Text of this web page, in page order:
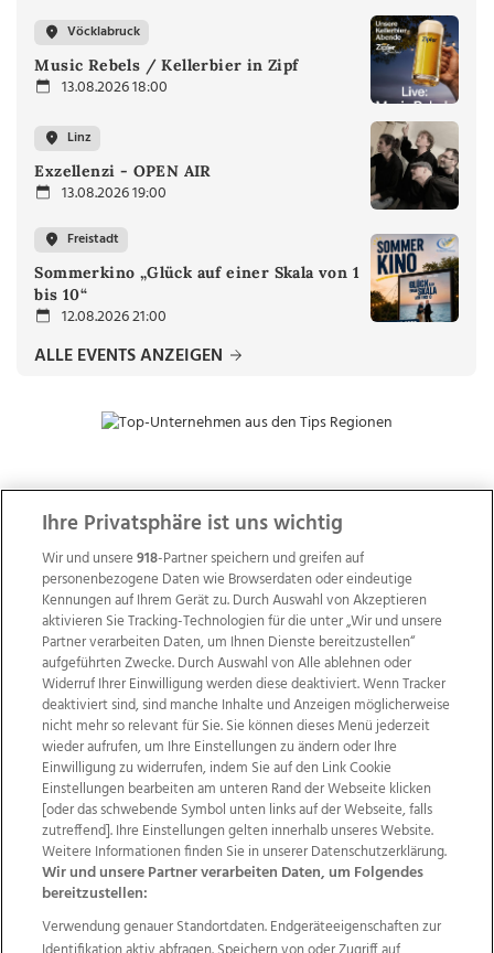
Vöcklabruck
Music Rebels / Kellerbier in Zipf
13.08.2026 18:00
Linz
Exzellenzi - OPEN AIR
13.08.2026 19:00
Freistadt
Sommerkino „Glück auf einer Skala von 1
bis 10“
12.08.2026 21:00
ALLE EVENTS ANZEIGEN
ZUR NACHRICHTENÜBERSICHT
Wir über uns Mediadaten Kontakt
Jobs
Datenschutz
Impressum
AGB Anzeigekunden
AGB Website
Ehrenkodex Politische Werbung
Weitere Angebote des Medienhauses Wimmer
Ihre Privatsphäre ist uns wichtig
Wir und unsere918-Partner speichern und greifen auf
personenbezogene Daten wie Browserdaten oder eindeutige
Kennungen auf Ihrem Gerät zu. Durch Auswahl von Akzeptieren
aktivieren Sie Tracking-Technologien für die unter „Wir und unsere
Partner verarbeiten Daten, um Ihnen Dienste bereitzustellen“
aufgeführten Zwecke. Durch Auswahl von Alle ablehnen oder
Widerruf Ihrer Einwilligung werden diese deaktiviert. Wenn Tracker
deaktiviert sind, sind manche Inhalte und Anzeigen möglicherweise
nicht mehr so relevant für Sie. Sie können dieses Menü jederzeit
wieder aufrufen, um Ihre Einstellungen zu ändern oder Ihre
Einwilligung zu widerrufen, indem Sie auf den Link Cookie
Einstellungen bearbeiten am unteren Rand der Webseite klicken
[oder das schwebende Symbol unten links auf der Webseite, falls
zutreffend]. Ihre Einstellungen gelten innerhalb unseres Website.
Weitere Informationen finden Sie in unserer Datenschutzerklärung.
Wir und unsere Partner verarbeiten Daten, um Folgendes
bereitzustellen:
Verwendung genauer Standortdaten. Endgeräteeigenschaften zur